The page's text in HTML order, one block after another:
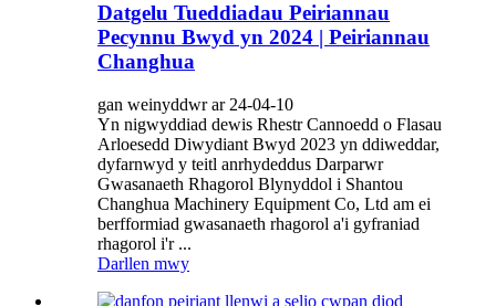
Datgelu Tueddiadau Peiriannau
Pecynnu Bwyd yn 2024 | Peiriannau
Changhua
gan weinyddwr ar 24-04-10
Yn nigwyddiad dewis Rhestr Cannoedd o Flasau
Arloesedd Diwydiant Bwyd 2023 yn ddiweddar,
dyfarnwyd y teitl anrhydeddus Darparwr
Gwasanaeth Rhagorol Blynyddol i Shantou
Changhua Machinery Equipment Co, Ltd am ei
berfformiad gwasanaeth rhagorol a'i gyfraniad
rhagorol i'r ...
Darllen mwy